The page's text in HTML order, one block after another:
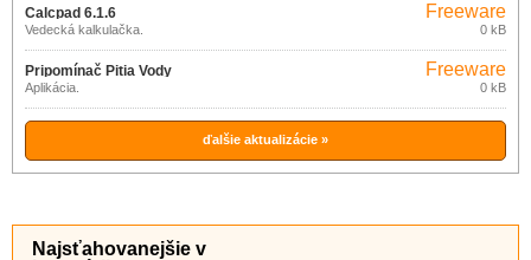
Calcpad 6.1.6
Vedecká kalkulačka.
Freeware
0 kB
Pripomínač Pitia Vody
Aplikácia.
Freeware
0 kB
ďalšie aktualizácie »
Najsťahovanejšie v